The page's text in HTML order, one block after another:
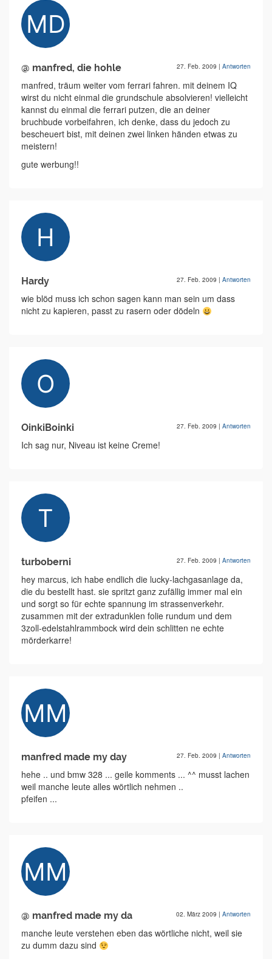
@ manfred, die hohle 27. Feb. 2009 | Antworten
manfred, träum weiter vom ferrari fahren. mit deinem IQ
wirst du nicht einmal die grundschule absolvieren! vielleicht
kannst du einmal die ferrari putzen, die an deiner
bruchbude vorbeifahren, ich denke, dass du jedoch zu
bescheuert bist, mit deinen zwei linken händen etwas zu
meistern!
gute werbung!!
Hardy 27. Feb. 2009 | Antworten
wie blöd muss ich schon sagen kann man sein um dass
nicht zu kapieren, passt zu rasern oder dödeln
OinkiBoinki 27. Feb. 2009 | Antworten
Ich sag nur, Niveau ist keine Creme!
turboberni 27. Feb. 2009 | Antworten
hey marcus, ich habe endlich die lucky-lachgasanlage da,
die du bestellt hast. sie spritzt ganz zufällig immer mal ein
und sorgt so für echte spannung im strassenverkehr.
zusammen mit der extradunklen folie rundum und dem
3zoll-edelstahlrammbock wird dein schlitten ne echte
mörderkarre!
manfred made my day 27. Feb. 2009 | Antworten
hehe .. und bmw 328 ... geile komments ... ^^ musst lachen
weil manche leute alles wörtlich nehmen ..
pfeifen ...
@ manfred made my da 02. März 2009 | Antworten
manche leute verstehen eben das wörtliche nicht, weil sie
zu dumm dazu sind